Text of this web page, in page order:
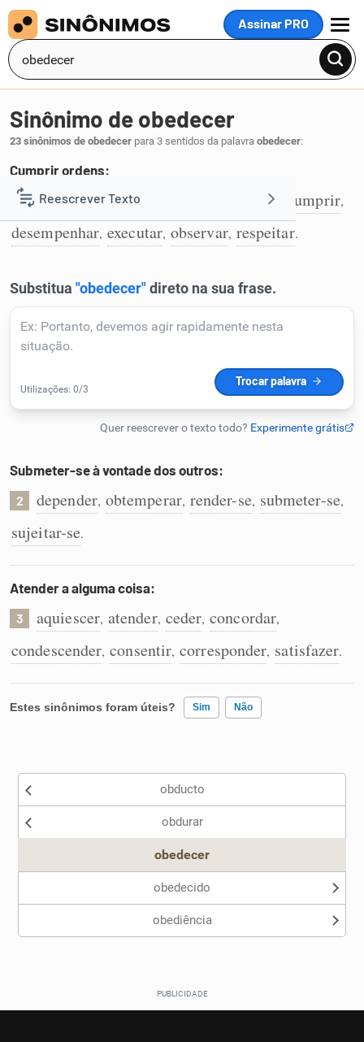
Assinar PRO
MENU
Reescrever Texto
Resumir Texto
Corrigir Texto
Detector de IA
Humanizador de IA
Cata-letras
Conexões
Caça-palavras
Dicionário
Sinônimos
Sinônimo de obedecer
23 sinônimos de obedecer para 3 sentidos da palavra obedecer:
Cumprir ordens:
1 acatar,seguir,ouvir aceitar cumprir,
desempenhar, executar, observar, respeitar.
Submeter-se à vontade dos outros:
2 depender, obtemperar, render-se, submeter-se,
sujeitar-se.
Atender a alguma coisa:
3 aquiescer, atender, ceder, concordar,
condescender, consentir, corresponder, satisfazer.
Estes sinônimos foram úteis? Sim Não
Nenhum dos sinônimos apresentados me ajudou
obducto
obdurar
obedecer
obedecido
obediência